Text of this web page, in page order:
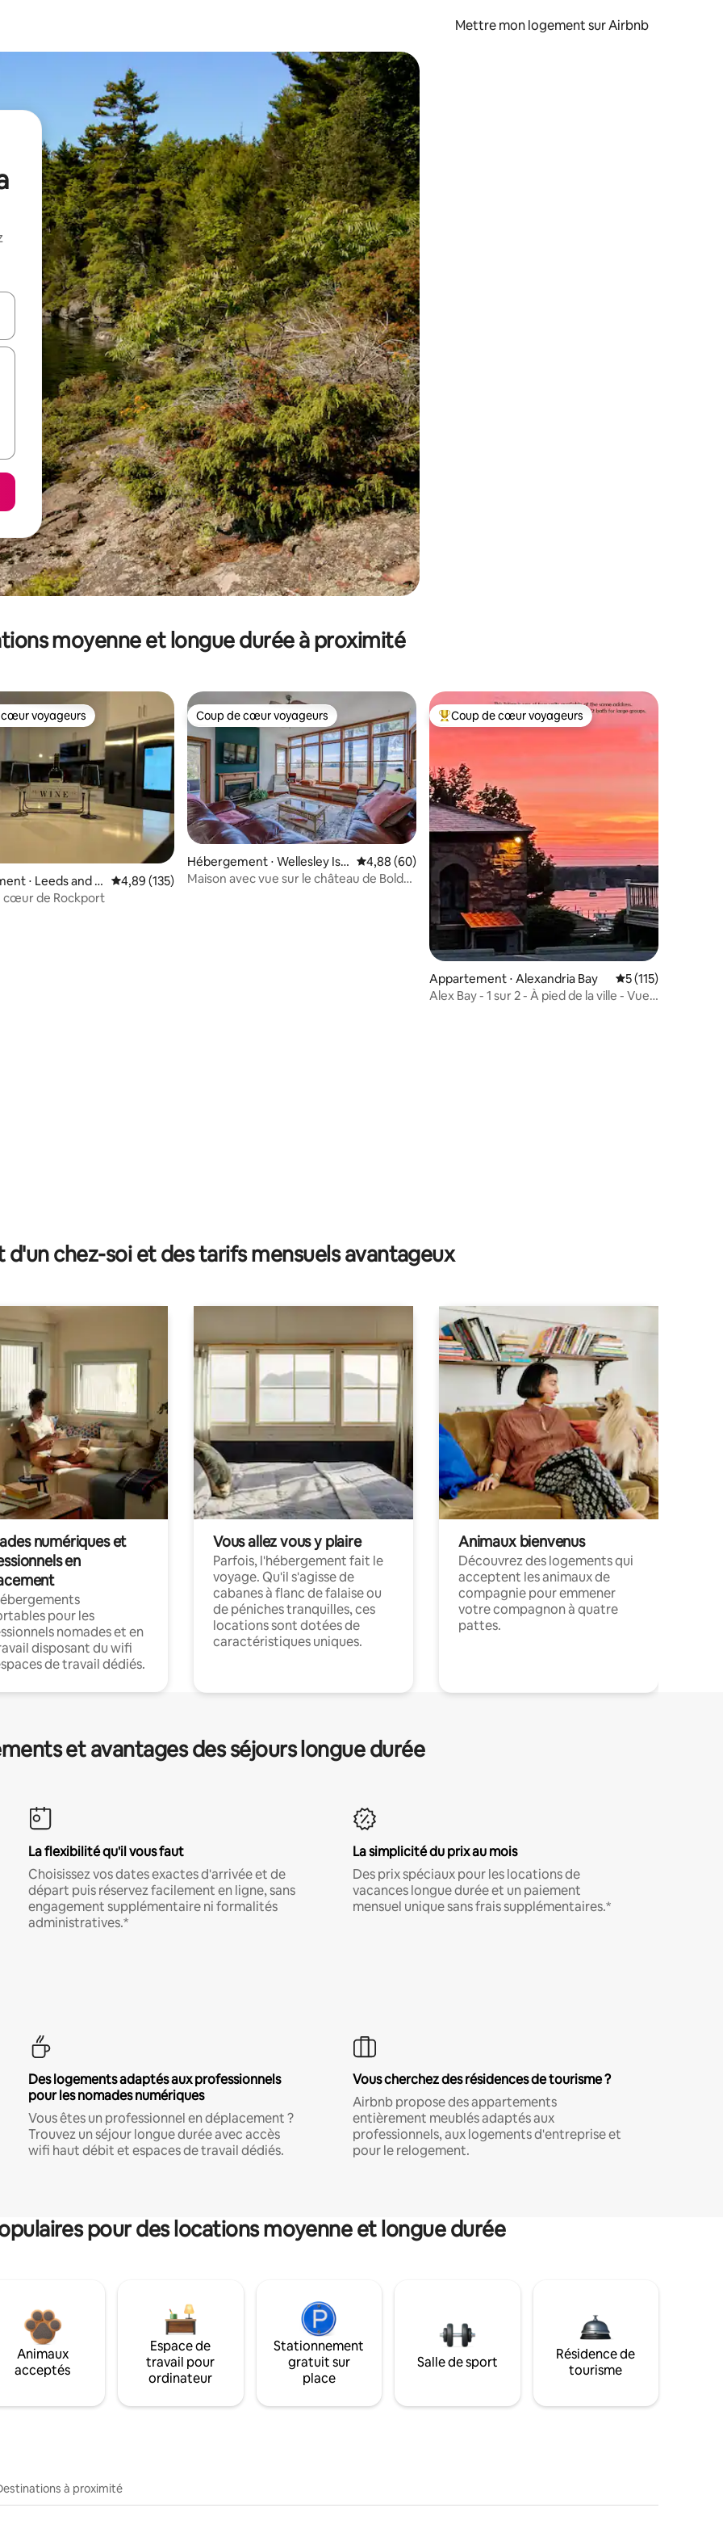
Mettre mon logement sur Airbnb
le haut et vers le bas pour les parcourir ou en appuyant et en faisant glisser.
moyenne et longue durée à proximité
la base de 35 commentaires : 4,94 sur 5
cœur voyageurs
voyageurs
⋅ Leeds and t
Islands
Évaluation moyenne sur la base de 135 commentaires : 4,89 sur 5
4,89 (135)
cœur de Rockport
Coup de cœur voyageurs
Coup de cœur voyageurs
Hébergement ⋅ Wellesley Isla
nd
Évaluation moyenne sur la base de 60 commentaires : 4,88 sur 5
4,88 (60)
Maison avec vue sur le château de Boldt,
Coups de cœur voyageurs les plus appréciés
Coup de cœur voyageurs
Appartement ⋅ Alexandria Bay Évaluation
5 (115)
Alex Bay - 1 sur 2 - À pied de la ville - Vue
d'un chez-soi et des tarifs mensuels avantageux
numériques et
en
pour les
nomades et en
disposant du wifi
de travail dédiés.
Vous allez vous y plaire
Parfois, l'hébergement fait le
voyage. Qu'il s'agisse de
cabanes à flanc de falaise ou
de péniches tranquilles, ces
locations sont dotées de
caractéristiques uniques.
Animaux bienvenus
Découvrez des logements qui
acceptent les animaux de
compagnie pour emmener
votre compagnon à quatre
pattes.
et avantages des séjours longue durée
La flexibilité qu'il vous faut
Choisissez vos dates exactes d'arrivée et de
départ puis réservez facilement en ligne, sans
engagement supplémentaire ni formalités
administratives.*
La simplicité du prix au mois
Des prix spéciaux pour les locations de
vacances longue durée et un paiement
mensuel unique sans frais supplémentaires.*
Des logements adaptés aux professionnels
pour les nomades numériques
Vous êtes un professionnel en déplacement ?
Trouvez un séjour longue durée avec accès
wifi haut débit et espaces de travail dédiés.
Vous cherchez des résidences de tourisme ?
Airbnb propose des appartements
entièrement meublés adaptés aux
professionnels, aux logements d'entreprise et
pour le relogement.
pour des locations moyenne et longue durée
Animaux
acceptés
Espace de
travail pour
ordinateur
Stationnement
gratuit sur
place
Salle de sport
Résidence de
tourisme
à proximité